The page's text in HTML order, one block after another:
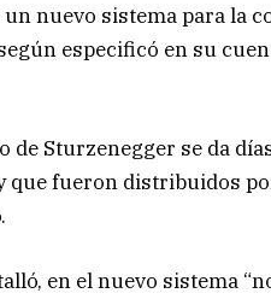
un nuevo sistema para la
especificó en su
de Sturzenegger se da
que fueron distribuidos
en el nuevo sistema